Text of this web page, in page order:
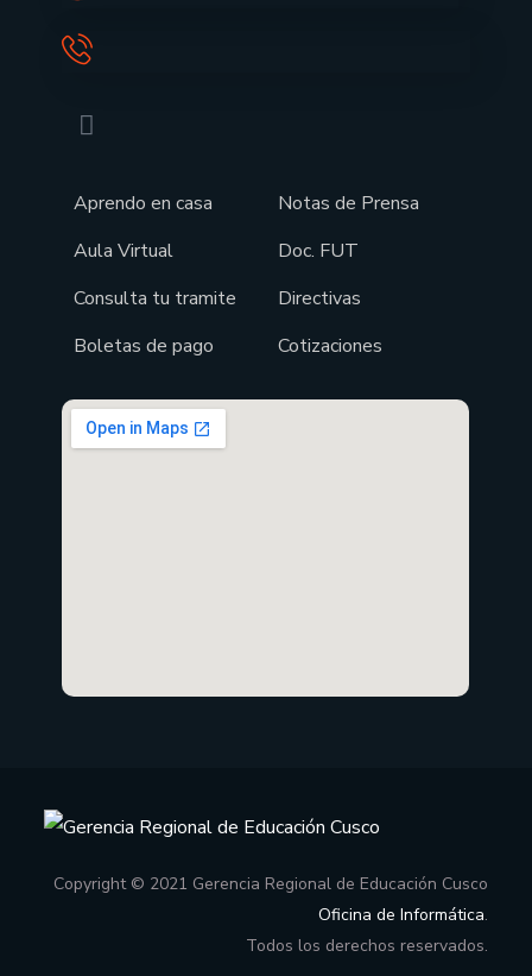
Aprendo en casa
Aula Virtual
Consulta tu tramite
Boletas de pago
Notas de Prensa
Doc. FUT
Directivas
Cotizaciones
Copyright © 2021 Gerencia Regional de Educación Cusco
Oficina de Informática.
Todos los derechos reservados.